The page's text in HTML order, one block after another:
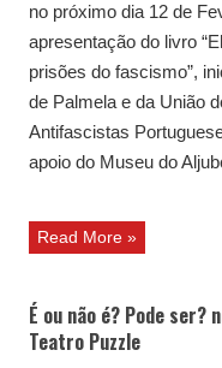
no próximo dia 12 de
apresentação do livro
prisões do fascismo”,
de Palmela e da União
Antifascistas
apoio do Museu do
Read More »
É ou não é? Pode ser?
Teatro Puzzle